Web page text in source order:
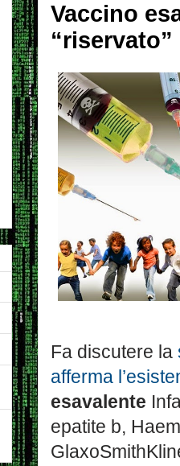
Vaccino
Fa discutere la
afferma
esavalente
epatite b,